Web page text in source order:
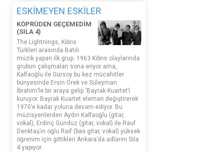
ESKİMEYEN ESKİLER
KÖPRÜDEN GEÇEMEDİM
(SILA 4)
The Lightnings, Kıbrıs
Türkleri arasında Batılı
müzik yapan ilk grup. 1963 Kıbrıs olaylarında
grubun çalışmaları sona eriyor ama,
Kalfaoğlu ile Gürsoy bu kez mücahitler
bünyesinde Ersin Örek ve Süleyman
İbrahim’le bir araya gelip ‘Bayrak Kuartet’i
kuruyor. Bayrak Kuartet eleman değiştirerek
1970’e kadar yoluna devam ediyor. Bu
müzisyenlerden Aydın Kalfaoğlu (gitar,
vokal), Erdinç Gündüz (gitar, vokal) ile Rauf
Denktaş’ın oğlu Raif (bas gitar, vokal) yüksek
öğrenim için gittikleri Ankara’da adlarını Sıla
4 yapıyor.